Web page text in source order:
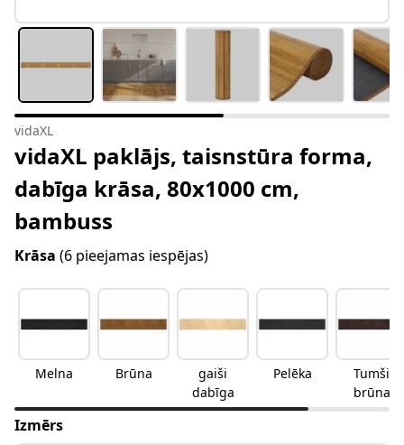
vidaXL
vidaXL paklājs, taisnstūra forma,
dabīga krāsa, 80x1000 cm,
bambuss
Krāsa (6 pieejamas iespējas)
Melna Brūna
gaiši
dabīga
Pelēka
Tumši
brūna
Izmērs